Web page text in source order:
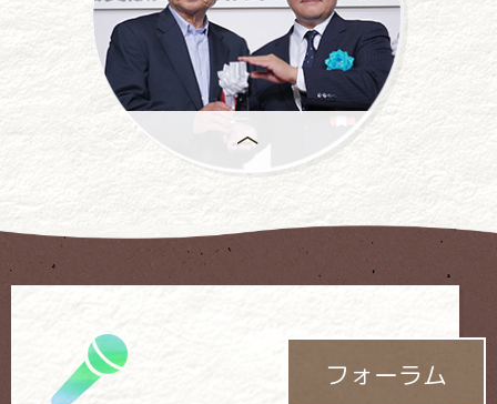
もっとも優れた活動には、
「社会貢献大賞」が
フォーラム